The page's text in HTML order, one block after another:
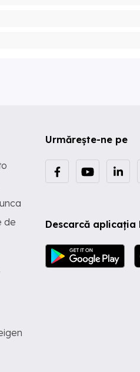
Urmărește-ne pe
Descarcă aplicația
de